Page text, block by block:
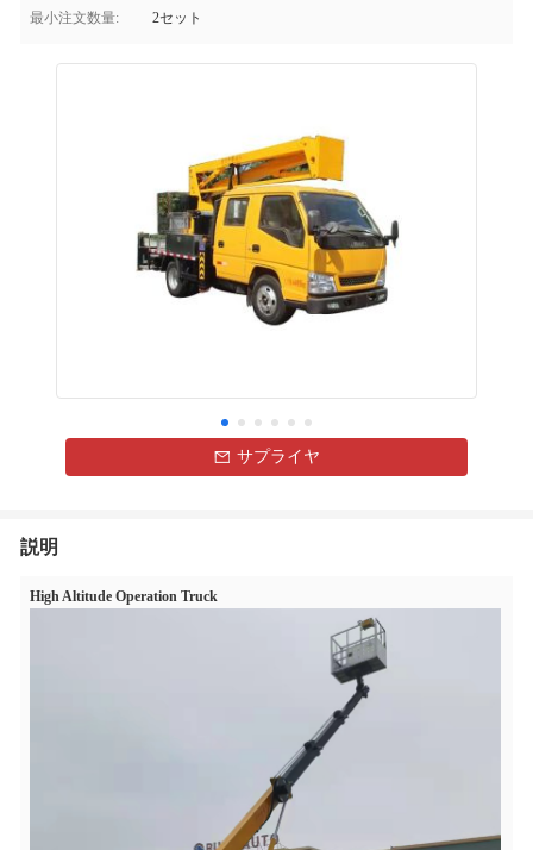
最小注文数量:
2セット
サプライヤ
説明
High Altitude Operation Truck